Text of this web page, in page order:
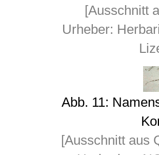
[Ausschnitt
Urheber:
Abb. 11:
[Ausschnitt aus